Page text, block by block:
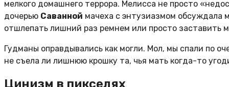
мелкого домашнего террора. Мелисса не просто
дочерью Саванной мачеха с энтузиазмом обсуждала
отшлепать лишний раз ремнем или просто заставить
Гудманы оправдывались как могли. Мол, мы спали по
не съела ли лишнюю крошку та, чья мать когда-то
Цинизм в пикселях